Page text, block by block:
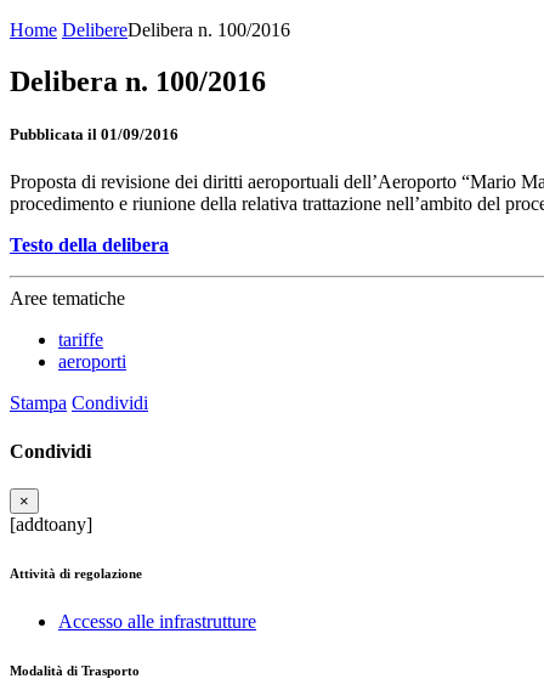
Home DelibereDelibera n. 100/2016
Delibera n. 100/2016
Pubblicata il 01/09/2016
Proposta di revisione dei diritti aeroportuali dell’Aeroporto “Mario
procedimento e riunione della relativa trattazione nell’ambito del
Testo della delibera
Aree tematiche
tariffe
aeroporti
Stampa Condividi
Condividi
×
[addtoany]
Attività di regolazione
Accesso alle infrastrutture
Modalità di Trasporto